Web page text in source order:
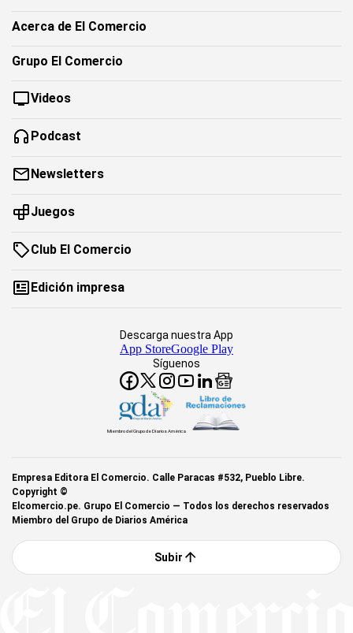
Acerca de El Comercio
Grupo El Comercio
Videos
Podcast
Newsletters
Juegos
Club El Comercio
Edición impresa
Síguenos
Descarga nuestra App
App StoreGoogle Play
Miembro del Grupo de Diarios América
Empresa Editora El Comercio. Calle Paracas #532, Pueblo Libre.
Copyright ©
Elcomercio.pe. Grupo El Comercio — Todos los derechos reservados
Miembro del Grupo de Diarios América
Subir